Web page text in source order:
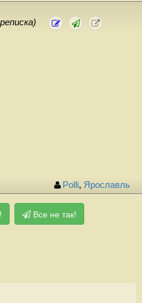
Polli, Ярославль
Все не так!